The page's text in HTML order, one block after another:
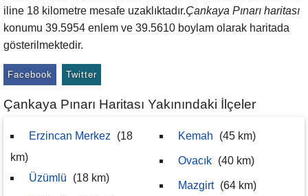
iline 18 kilometre mesafe uzaklıktadır.Çankaya Pınarı haritası
konumu 39.5954 enlem ve 39.5610 boylam olarak haritada
gösterilmektedir.
Facebook Twitter
Çankaya Pınarı Haritası Yakınındaki İlçeler
Erzincan Merkez
(18
km)
Üzümlü
(18 km)
Kemah (45 km)
Ovacık (40 km)
Mazgirt (64 km)